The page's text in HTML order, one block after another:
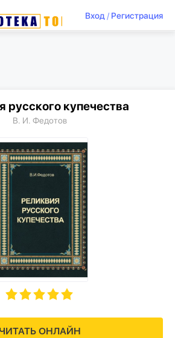
Вход/ Регистрация
ЧИТАТЬ ОНЛАЙН
русского купечества
В. И. Федотов